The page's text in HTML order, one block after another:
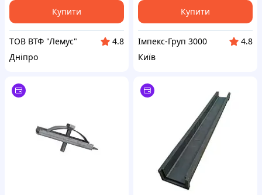
Купити
ТОВ ВТФ "Лемус"
4.8
Дніпро
Купити
Імпекс-Груп 3000
4.8
Київ